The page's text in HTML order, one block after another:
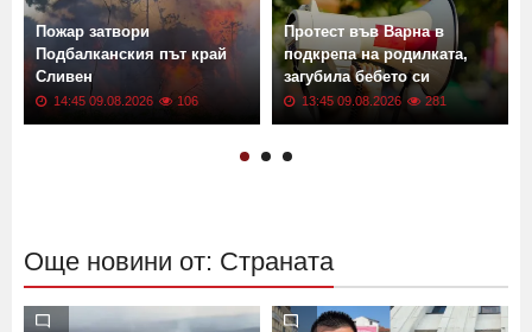
Пожар затвори
Подбалканския път край
Сливен
14:45 09.08.2026 106
Протест във Варна в
подкрепа на родилката,
загубила бебето си
13:45 09.08.2026 281
Още новини от: Страната